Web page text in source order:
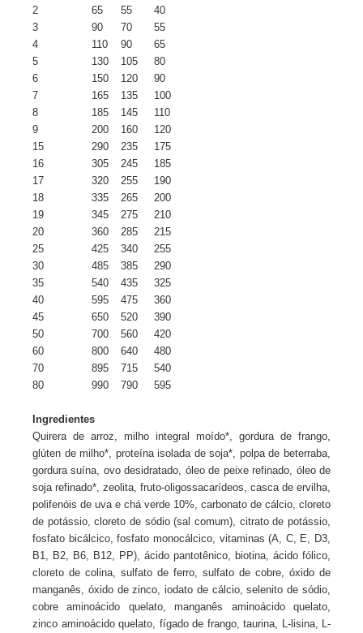
2
65 55
40
3
90 70
55
4
110 90
65
5
130 105
80
6
150 120
90
7
165 135
100
8
185 145
110
9
200 160
120
15
290 235
175
16
305 245
185
17
320 255
190
18
335 265
200
19
345 275
210
20
360 285
215
25
425 340
255
30
485 385
290
35
540 435
325
40
595 475
360
45
650 520
390
50
700 560
420
60
800 640
480
70
895 715
540
80
990 790 595
Ingredientes
Quirera de arroz, milho integral moído*, gordura de frango,
glúten de milho*, proteína isolada de soja*, polpa de beterraba,
gordura suína, ovo desidratado, óleo de peixe refinado, óleo de
soja refinado*, zeolita, fruto-oligossacarídeos, casca de ervilha,
polifenóis de uva e chá verde 10%, carbonato de cálcio, cloreto
de potássio, cloreto de sódio (sal comum), citrato de potássio,
fosfato bicálcico, fosfato monocálcico, vitaminas (A, C, E, D3,
B1, B2, B6, B12, PP), ácido pantotênico, biotina, ácido fólico,
cloreto de colina, sulfato de ferro, sulfato de cobre, óxido de
manganês, óxido de zinco, iodato de cálcio, selenito de sódio,
cobre aminoácido quelato, manganês aminoácido quelato,
zinco aminoácido quelato, fígado de frango, taurina, L-lisina, L-